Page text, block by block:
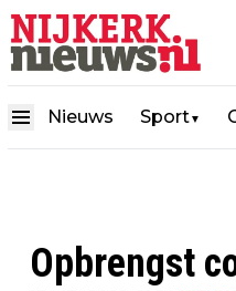
Nieuws Sport▼
Opbrengst